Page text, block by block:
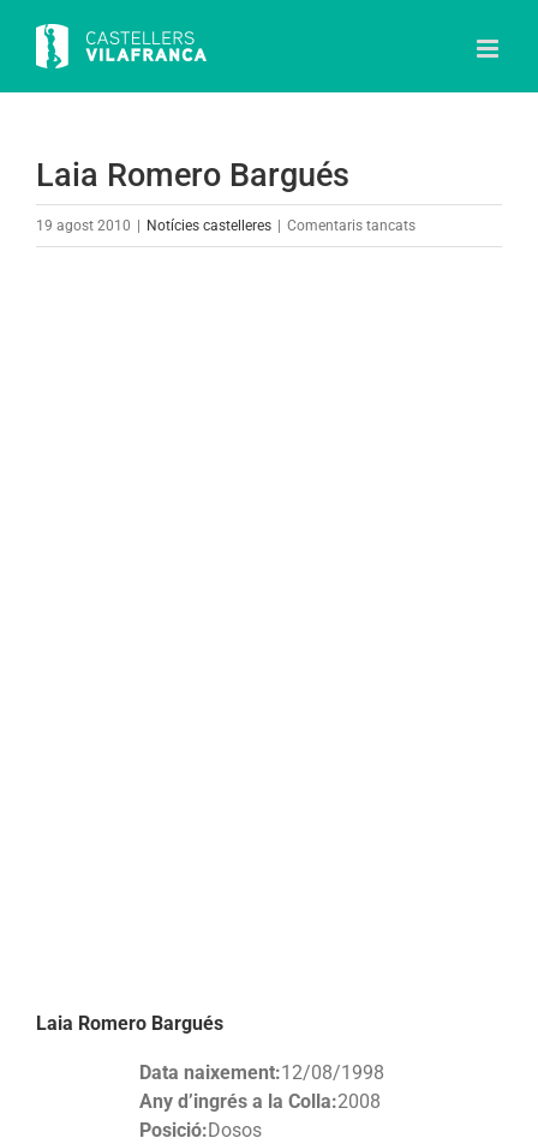
content
Laia Romero Bargués
19 agost 2010 Notícies castelleres Comentaris tancatsa
Laia Romero Bargués
Data naixement:12/08/1998
Any d’ingrés a la Colla:2008
Posició:Dosos